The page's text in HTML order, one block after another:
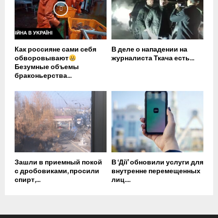
Как россияне сами себя
обворовывают
Безумные объемы
браконьерства...
В деле о нападении на
журналиста Ткача есть...
Зашли в приемный покой
с дробовиками, просили
спирт,...
В ‘Дії’ обновили услуги для
внутренне перемещенных
лиц....